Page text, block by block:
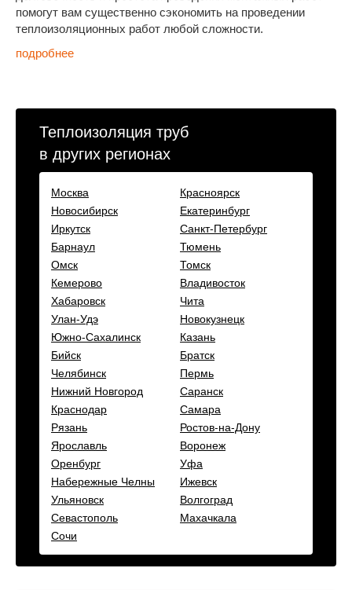
помогут вам существенно сэкономить на проведении
теплоизоляционных работ любой сложности.
подробнее
Теплоизоляция труб
в других регионах
Москва
Красноярск
Новосибирск
Екатеринбург
Иркутск
Санкт-Петербург
Барнаул
Тюмень
Омск
Томск
Кемерово
Владивосток
Хабаровск
Чита
Улан-Удэ
Новокузнецк
Южно-Сахалинск
Казань
Бийск
Братск
Челябинск
Пермь
Нижний Новгород
Саранск
Краснодар
Самара
Рязань
Ростов-на-Дону
Ярославль
Воронеж
Оренбург
Уфа
Набережные Челны
Ижевск
Ульяновск
Волгоград
Севастополь
Махачкала
Сочи